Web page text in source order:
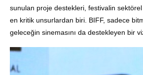
sunulan proje destekleri, festivalin sektörel
en kritik unsurlardan biri. BIFF, sadece
geleceğin sinemasını da destekleyen bir